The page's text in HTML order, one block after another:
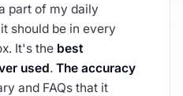
part of my daily
should be in every
It's the best
used. The accuracy
and FAQs that it